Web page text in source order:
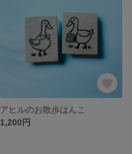
アヒルのお散歩はんこ
1,200円